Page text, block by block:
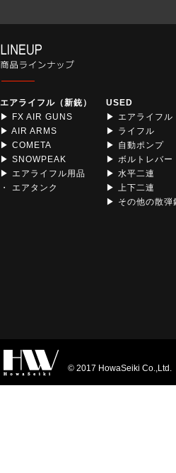
エアライフル（新銃）
▶ FX AIR GUNS
▶ AIR ARMS
▶ COMETA
▶ SNOWPEAK
▶ エアライフル用品
・ エアタンク
USED
▶ エアライフル
▶ ライフル
▶ 自動ポンプ
▶ ボルトレバー
▶ 水平二連
▶ 上下二連
▶ その他の散弾
© 2017 HowaSeiki